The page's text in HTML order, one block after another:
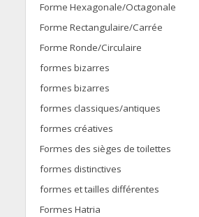
Forme Hexagonale/Octagonale
Forme Rectangulaire/Carrée
Forme Ronde/Circulaire
formes bizarres
formes bizarres
formes classiques/antiques
formes créatives
Formes des sièges de toilettes
formes distinctives
formes et tailles différentes
Formes Hatria